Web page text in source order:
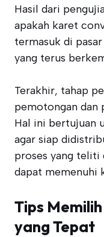
Hasil dari
apakah karet
termasuk di
yang terus
Terakhir, tahap
pemotongan dan
Hal ini bertujuan
agar siap
proses yang teliti
dapat memenuhi
Tips
yang Tepat